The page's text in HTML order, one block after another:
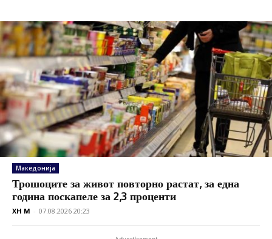
Македонија
Трошоците за живот повторно растат, за една
година поскапеле за 2,3 проценти
XH M - 07.08.2026 20:23